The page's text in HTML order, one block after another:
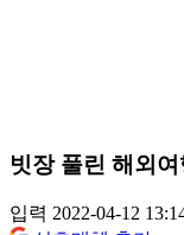
빗장 풀린 해외
입력 2022-04-12